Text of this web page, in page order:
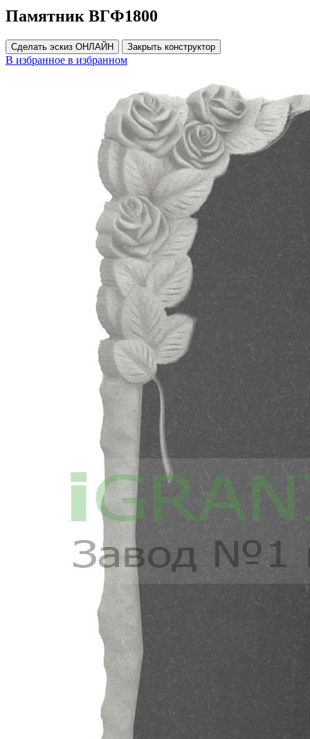
Памятник ВГФ1800
Сделать эскиз ОНЛАЙН Закрыть конструктор
В избранное в избранном